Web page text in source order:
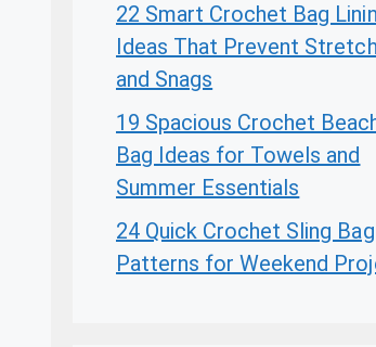
22 Smart Crochet Bag
Ideas That Prevent
and Snags
19 Spacious Crochet
Bag Ideas for Towels and
Summer Essentials
24 Quick Crochet Sling Bag
Patterns for Weekend